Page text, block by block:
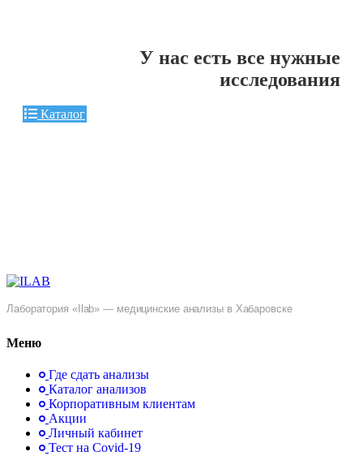
У нас есть все нужные
исследования
Каталог
Лаборатория «Ilab» — медицинские анализы в Хабаровске
Меню
Где сдать анализы
Каталог анализов
Корпоративным клиентам
Акции
Личный кабинет
Тест на Covid-19